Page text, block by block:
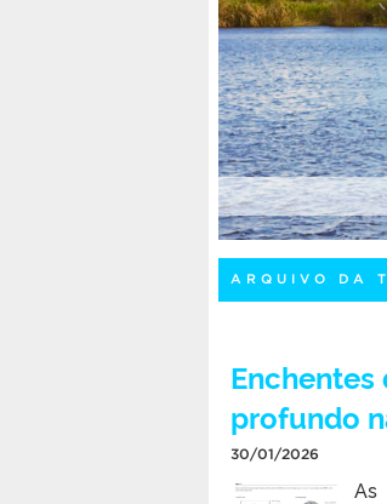
ARQUIVO DA
profundo
30/01/2026
As